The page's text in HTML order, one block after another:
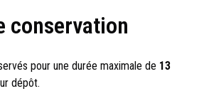
conservation
pour une durée maximale de 13
dépôt.